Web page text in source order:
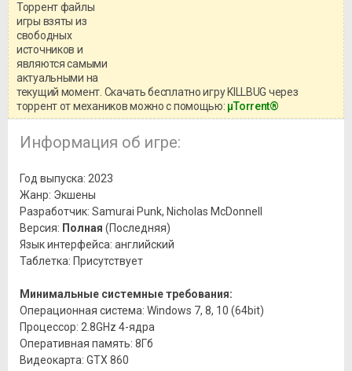
Торрент файлы
игры взяты из
свободных
источников и
являются самыми
актуальными на
текущий момент. Скачать бесплатно игру KILLBUG через
торрент от механиков можно с помощью: μTorrent®
Информация об игре:
Год выпуска: 2023
Жанр: Экшены
Разработчик: Samurai Punk, Nicholas McDonnell
Версия: Полная (Последняя)
Язык интерфейса: английский
Таблетка: Присутствует
Минимальные системные требования:
Операционная система: Windows 7, 8, 10 (64bit)
Процессор: 2.8GHz 4-ядра
Оперативная память: 8Гб
Видеокарта: GTX 860